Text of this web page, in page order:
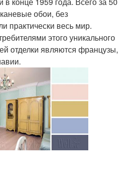
обои, без
практически весь мир.
этого уникального
отделки являются французы,